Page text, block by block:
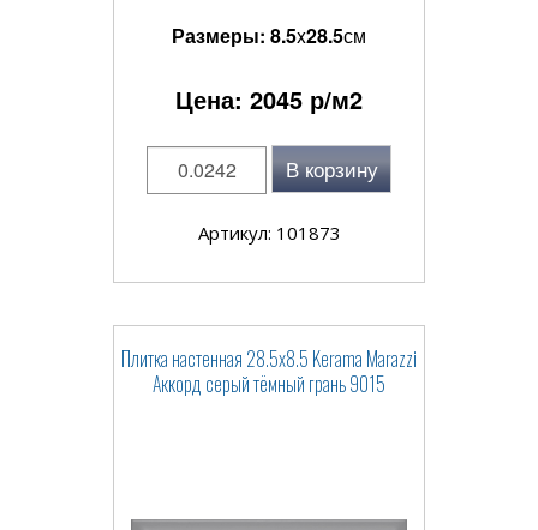
Размеры: 8.5x28.5см
Цена: 2045 р/м2
В корзину
Артикул: 101873
Плитка настенная 28.5x8.5 Kerama Marazzi
Аккорд серый тёмный грань 9015